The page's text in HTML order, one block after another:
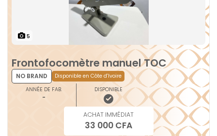
5
Frontofocomètre manuel TOC
NO BRAND
Disponible en Côte d'Ivoire
ANNÉE DE FAB.
-
DISPONIBLE
ACHAT IMMÉDIAT
33 000 CFA